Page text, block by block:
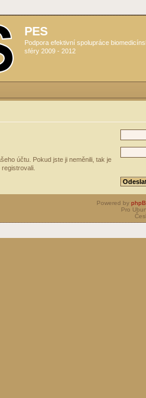
PES
Podpora efektivní spolupráce
sféry 2009 - 2012
účtu. Pokud jste ji neměnili, tak je
Powered by
Pro